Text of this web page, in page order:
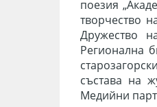
поезия
творчество
Дружество
Регионална
състава на
Медийни